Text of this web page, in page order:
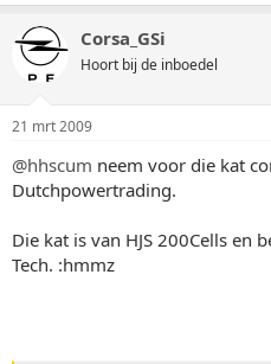
Corsa_GSi
Hoort bij de inboedel
21 mrt 2009
@hhscum neem voor die kat
Dutchpowertrading.
Die kat is van HJS 200Cells en
Tech. :hmmz